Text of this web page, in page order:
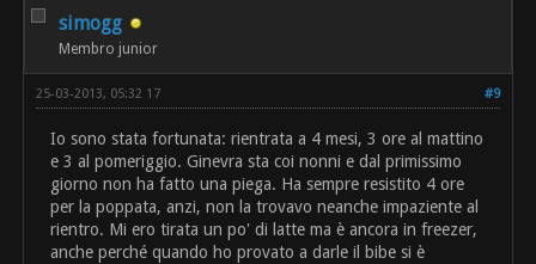
simogg
Membro junior
#9
25-03-2013, 05:32 17
Io sono stata fortunata: rientrata a 4 mesi, 3 ore al mattino
e 3 al pomeriggio. Ginevra sta coi nonni e dal primissimo
giorno non ha fatto una piega. Ha sempre resistito 4 ore
per la poppata, anzi, non la trovavo neanche impaziente al
rientro. Mi ero tirata un po' di latte ma è ancora in freezer,
anche perché quando ho provato a darle il bibe si è